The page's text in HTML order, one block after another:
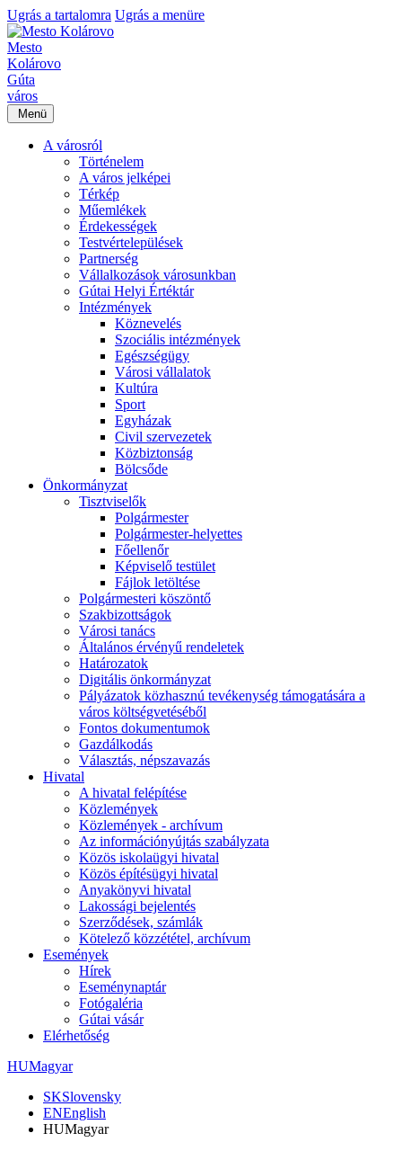
Ugrás a tartalomra Ugrás a menüre
Mesto
Kolárovo
Gúta
város
Menü
A városról
Történelem
A város jelképei
Térkép
Műemlékek
Érdekességek
Testvértelepülések
Partnerség
Vállalkozások városunkban
Gútai Helyi Értéktár
Intézmények
Köznevelés
Szociális intézmények
Egészségügy
Városi vállalatok
Kultúra
Sport
Egyházak
Civil szervezetek
Közbiztonság
Bölcsőde
Önkormányzat
Tisztviselők
Polgármester
Polgármester-helyettes
Főellenőr
Képviselő testület
Fájlok letöltése
Polgármesteri köszöntő
Szakbizottságok
Városi tanács
Általános érvényű rendeletek
Határozatok
Digitális önkormányzat
Pályázatok közhasznú tevékenység támogatására a
város költségvetéséből
Fontos dokumentumok
Gazdálkodás
Választás, népszavazás
Hivatal
A hivatal felépítése
Közlemények
Közlemények - archívum
Az információnyújtás szabályzata
Közös iskolaügyi hivatal
Közös építésügyi hivatal
Anyakönyvi hivatal
Lakossági bejelentés
Szerződések, számlák
Kötelező közzététel, archívum
Események
Hírek
Eseménynaptár
Fotógaléria
Gútai vásár
Elérhetőség
HUMagyar
SKSlovensky
ENEnglish
HUMagyar